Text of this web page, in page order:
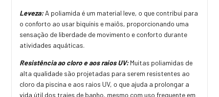
Leveza: A poliamida é um material leve, o que contribui para
o conforto ao usar biquínis e maiôs, proporcionando uma
sensação de liberdade de movimento e conforto durante
atividades aquáticas.
Resistência ao cloro e aos raios UV: Muitas poliamidas de
alta qualidade são projetadas para serem resistentes ao
cloro da piscina e aos raios UV, o que ajuda a prolongar a
vida útil dos trajes de banho, mesmo com uso frequente em